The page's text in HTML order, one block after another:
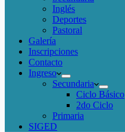
Inglés
Deportes
Pastoral
Galería
Inscripciones
Contacto
Ingreso
Secundaria
Ciclo Básico
2do Ciclo
Primaria
SIGED